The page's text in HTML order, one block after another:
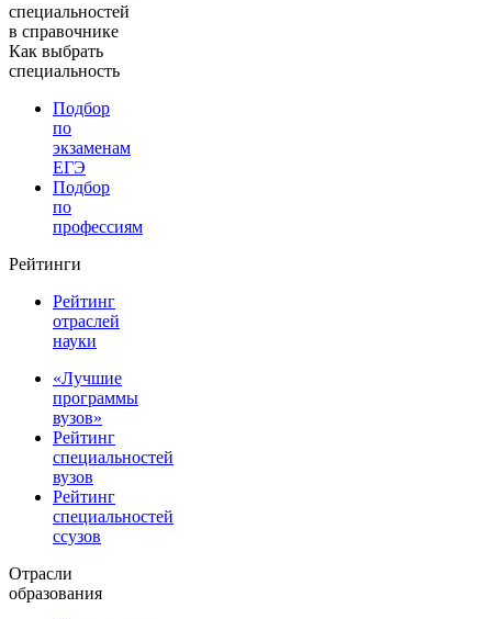
специальностей
в справочнике
Как выбрать
специальность
Подбор
по
экзаменам
ЕГЭ
Подбор
по
профессиям
Рейтинги
Рейтинг
отраслей
науки
«Лучшие
программы
вузов»
Рейтинг
специальностей
вузов
Рейтинг
специальностей
ссузов
Отрасли
образования